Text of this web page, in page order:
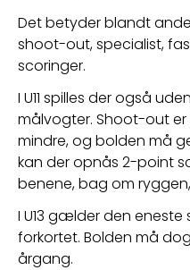
Det betyder blandt
shoot-out, specialist,
scoringer.
I U11 spilles der også
målvogter. Shoot-out
mindre, og bolden må
kan der opnås 2-point
benene, bag om
I U13 gælder den
forkortet. Bolden må
årgang.